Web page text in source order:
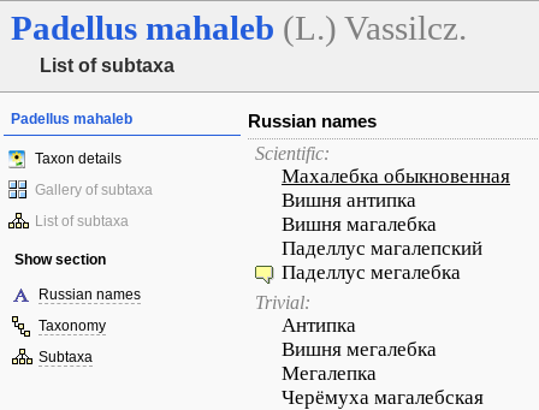
Padellus mahaleb (L.) Vassilcz.
List of subtaxa
Padellus mahaleb
Taxon details
Gallery of subtaxa
List of subtaxa
Show section
Russian names
Taxonomy
Subtaxa
Russian names
Scientific:
Махалебка обыкновенная
Вишня антипка
Вишня магалебка
Паделлус магалепский
Паделлус мегалебка
Trivial:
Антипка
Вишня мегалебка
Мегалепка
Черёмуха магалебская